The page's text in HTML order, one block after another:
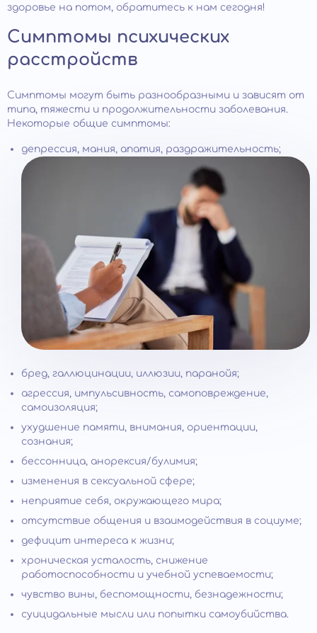
здоровье на потом, обратитесь к нам сегодня!
Симптомы психических
расстройств
Симптомы могут быть разнообразными и зависят от
типа, тяжести и продолжительности заболевания.
Некоторые общие симптомы:
депрессия, мания, апатия, раздражительность;
бред, галлюцинации, иллюзии, паранойя;
агрессия, импульсивность, самоповреждение,
самоизоляция;
ухудшение памяти, внимания, ориентации,
сознания;
бессонница, анорексия/булимия;
изменения в сексуальной сфере;
неприятие себя, окружающего мира;
отсутствие общения и взаимодействия в социуме;
дефицит интереса к жизни;
хроническая усталость, снижение
работоспособности и учебной успеваемости;
чувство вины, беспомощности, безнадежности;
суицидальные мысли или попытки самоубийства.